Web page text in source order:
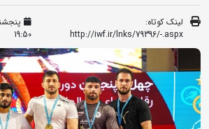
لینک کوتاه:
http://iwf.ir/lnks/79396/-.aspx
پنجشنبه ۲۲
19:50